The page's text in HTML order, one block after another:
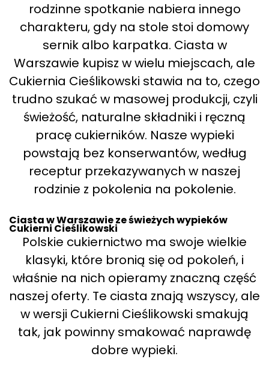
rodzinne spotkanie nabiera innego
charakteru, gdy na stole stoi domowy
sernik albo karpatka. Ciasta w
Warszawie kupisz w wielu miejscach, ale
Cukiernia Cieślikowski stawia na to, czego
trudno szukać w masowej produkcji, czyli
świeżość, naturalne składniki i ręczną
pracę cukierników. Nasze wypieki
powstają bez konserwantów, według
receptur przekazywanych w naszej
rodzinie z pokolenia na pokolenie.
Ciasta w Warszawie ze świeżych wypieków
Cukierni Cieślikowski
Polskie cukiernictwo ma swoje wielkie
klasyki, które bronią się od pokoleń, i
właśnie na nich opieramy znaczną część
naszej oferty. Te ciasta znają wszyscy, ale
w wersji Cukierni Cieślikowski smakują
tak, jak powinny smakować naprawdę
dobre wypieki.